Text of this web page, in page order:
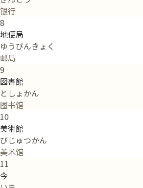
银行
8
地便局
ゆうびんきょく
邮局
9
図書館
としょかん
图书馆
10
美術館
びじゅつかん
美术馆
11
今